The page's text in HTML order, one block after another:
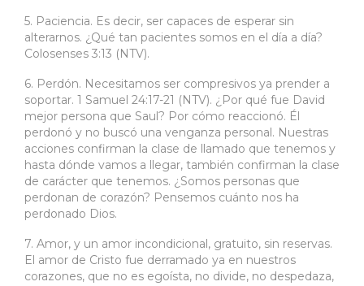
5. Paciencia. Es decir, ser capaces de esperar sin
alterarnos. ¿Qué tan pacientes somos en el día a día?
Colosenses 3:13 (NTV).
6. Perdón. Necesitamos ser compresivos ya prender a
soportar. 1 Samuel 24:17-21 (NTV). ¿Por qué fue David
mejor persona que Saul? Por cómo reaccionó. Él
perdonó y no buscó una venganza personal. Nuestras
acciones confirman la clase de llamado que tenemos y
hasta dónde vamos a llegar, también confirman la clase
de carácter que tenemos. ¿Somos personas que
perdonan de corazón? Pensemos cuánto nos ha
perdonado Dios.
7. Amor, y un amor incondicional, gratuito, sin reservas.
El amor de Cristo fue derramado ya en nuestros
corazones, que no es egoísta, no divide, no despedaza,